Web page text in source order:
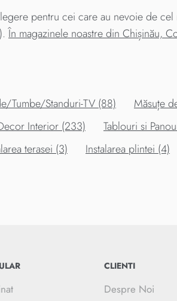
pentru cei care au nevoie de
În magazinele noastre din Chișinău,
Tumbe/Standuri-TV (88) Măsuțe
Interior (233) Tablouri si
terasei (3) Instalarea plintei (4)
CLIENTI
Despre Noi